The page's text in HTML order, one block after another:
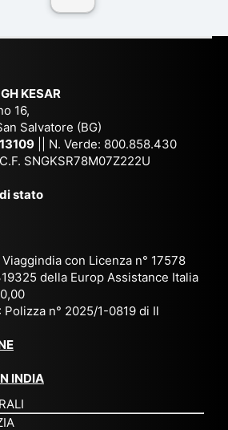
e
e
co
n
via
o
niz
zat
o
su
su
ra
r
a
ag
en
zia
il
pr
rie
pe
Ne
n,
Sri
ma
nia
è
rdi
Va
), è
sta
a
KESAR
16,
Salvatore (BG)
|| N. Verde: 800.858.430
SNGKSR78M07Z222U
stato
con Licenza n° 17578
della Europ Assistance Italia
Polizza n° 2025/1-0819 di Il
INDIA